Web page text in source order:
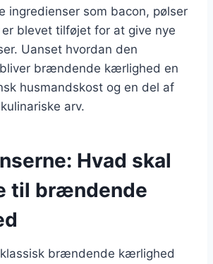
ingredienser som bacon, pølser
blevet tilføjet for at give nye
Uanset hvordan den
brændende kærlighed en
husmandskost og en del af
arv.
Hvad skal
til brændende
klassisk brændende kærlighed